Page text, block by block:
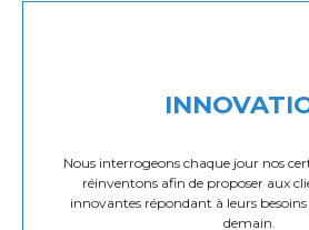
Nous interrogeons chaque jour nos
réinventons afin de proposer aux
innovantes répondant à leurs besoins
demain.